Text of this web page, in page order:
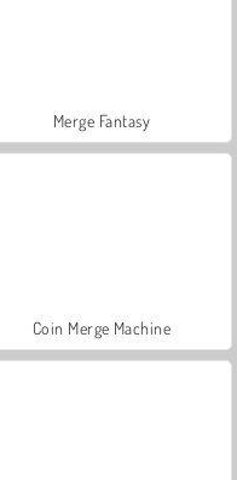
Merge Fantasy
Coin Merge Machine